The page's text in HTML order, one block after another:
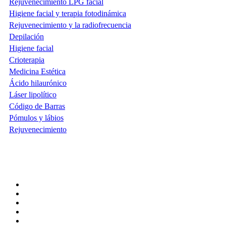
Higiene facial y terapia fotodinámica
Rejuvenecimiento y la radiofrecuencia
Depilación
Higiene facial
Crioterapia
Medicina Estética
Ácido hilaurónico
Láser lipolítico
Código de Barras
Pómulos y lábios
Rejuvenecimiento